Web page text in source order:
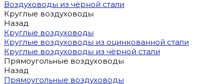
Воздуховоды из чёрной стали
Круглые воздуховоды
Назад
Круглые воздуховоды
Круглые воздуховоды из оцинкованной стали
Круглые воздуховоды из чёрной стали
Прямоугольные воздуховоды
Назад
Прямоугольные воздуховоды